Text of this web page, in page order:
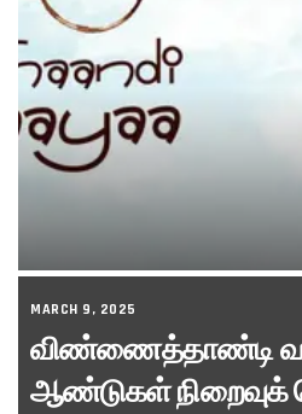
MARCH 9, 2025
விண்ணைத்தாண்டி
ஆண்டுகள்